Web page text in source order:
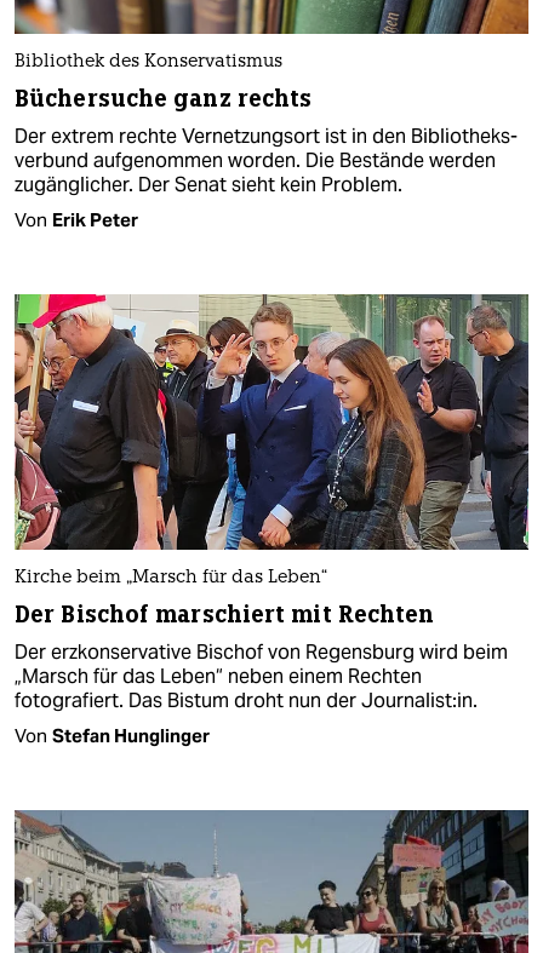
Bibliothek des Konservatismus
Büchersuche ganz rechts
Der extrem rechte Vernetzungsort ist in den Biblio­theks­­
verbund aufgenommen worden. Die Bestände werden
zugänglicher. Der Senat sieht kein Problem.
Von Erik Peter
Kirche beim „Marsch für das Leben“
Der Bischof marschiert mit Rechten
Der erzkonservative Bischof von Regensburg wird beim
„Marsch für das Leben“ neben einem Rechten
fotografiert. Das Bistum droht nun der Journalist:in.
Von Stefan Hunglinger